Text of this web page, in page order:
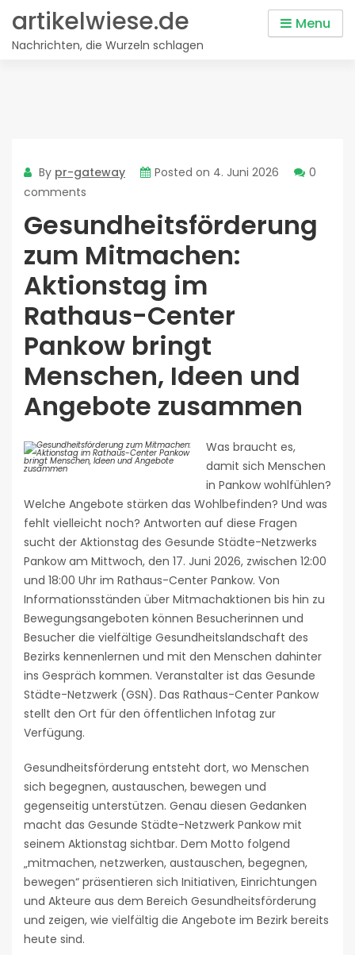
content
artikelwiese.de
Nachrichten, die Wurzeln schlagen
Menu
By pr-gateway Posted on 4. Juni 2026
0
comments
Gesundheitsförderung
zum Mitmachen:
Aktionstag im
Rathaus-Center
Pankow bringt
Menschen, Ideen und
Angebote zusammen
Was braucht es,
damit sich Menschen
in Pankow wohlfühlen?
Welche Angebote stärken das Wohlbefinden? Und was
fehlt vielleicht noch? Antworten auf diese Fragen
sucht der Aktionstag des Gesunde Städte-Netzwerks
Pankow am Mittwoch, den 17. Juni 2026, zwischen 12:00
und 18:00 Uhr im Rathaus-Center Pankow. Von
Informationsständen über Mitmachaktionen bis hin zu
Bewegungsangeboten können Besucherinnen und
Besucher die vielfältige Gesundheitslandschaft des
Bezirks kennenlernen und mit den Menschen dahinter
ins Gespräch kommen. Veranstalter ist das Gesunde
Städte-Netzwerk (GSN). Das Rathaus-Center Pankow
stellt den Ort für den öffentlichen Infotag zur
Verfügung.
Gesundheitsförderung entsteht dort, wo Menschen
sich begegnen, austauschen, bewegen und
gegenseitig unterstützen. Genau diesen Gedanken
macht das Gesunde Städte-Netzwerk Pankow mit
seinem Aktionstag sichtbar. Dem Motto folgend
„mitmachen, netzwerken, austauschen, begegnen,
bewegen“ präsentieren sich Initiativen, Einrichtungen
und Akteure aus dem Bereich Gesundheitsförderung
und zeigen, wie vielfältig die Angebote im Bezirk bereits
heute sind.